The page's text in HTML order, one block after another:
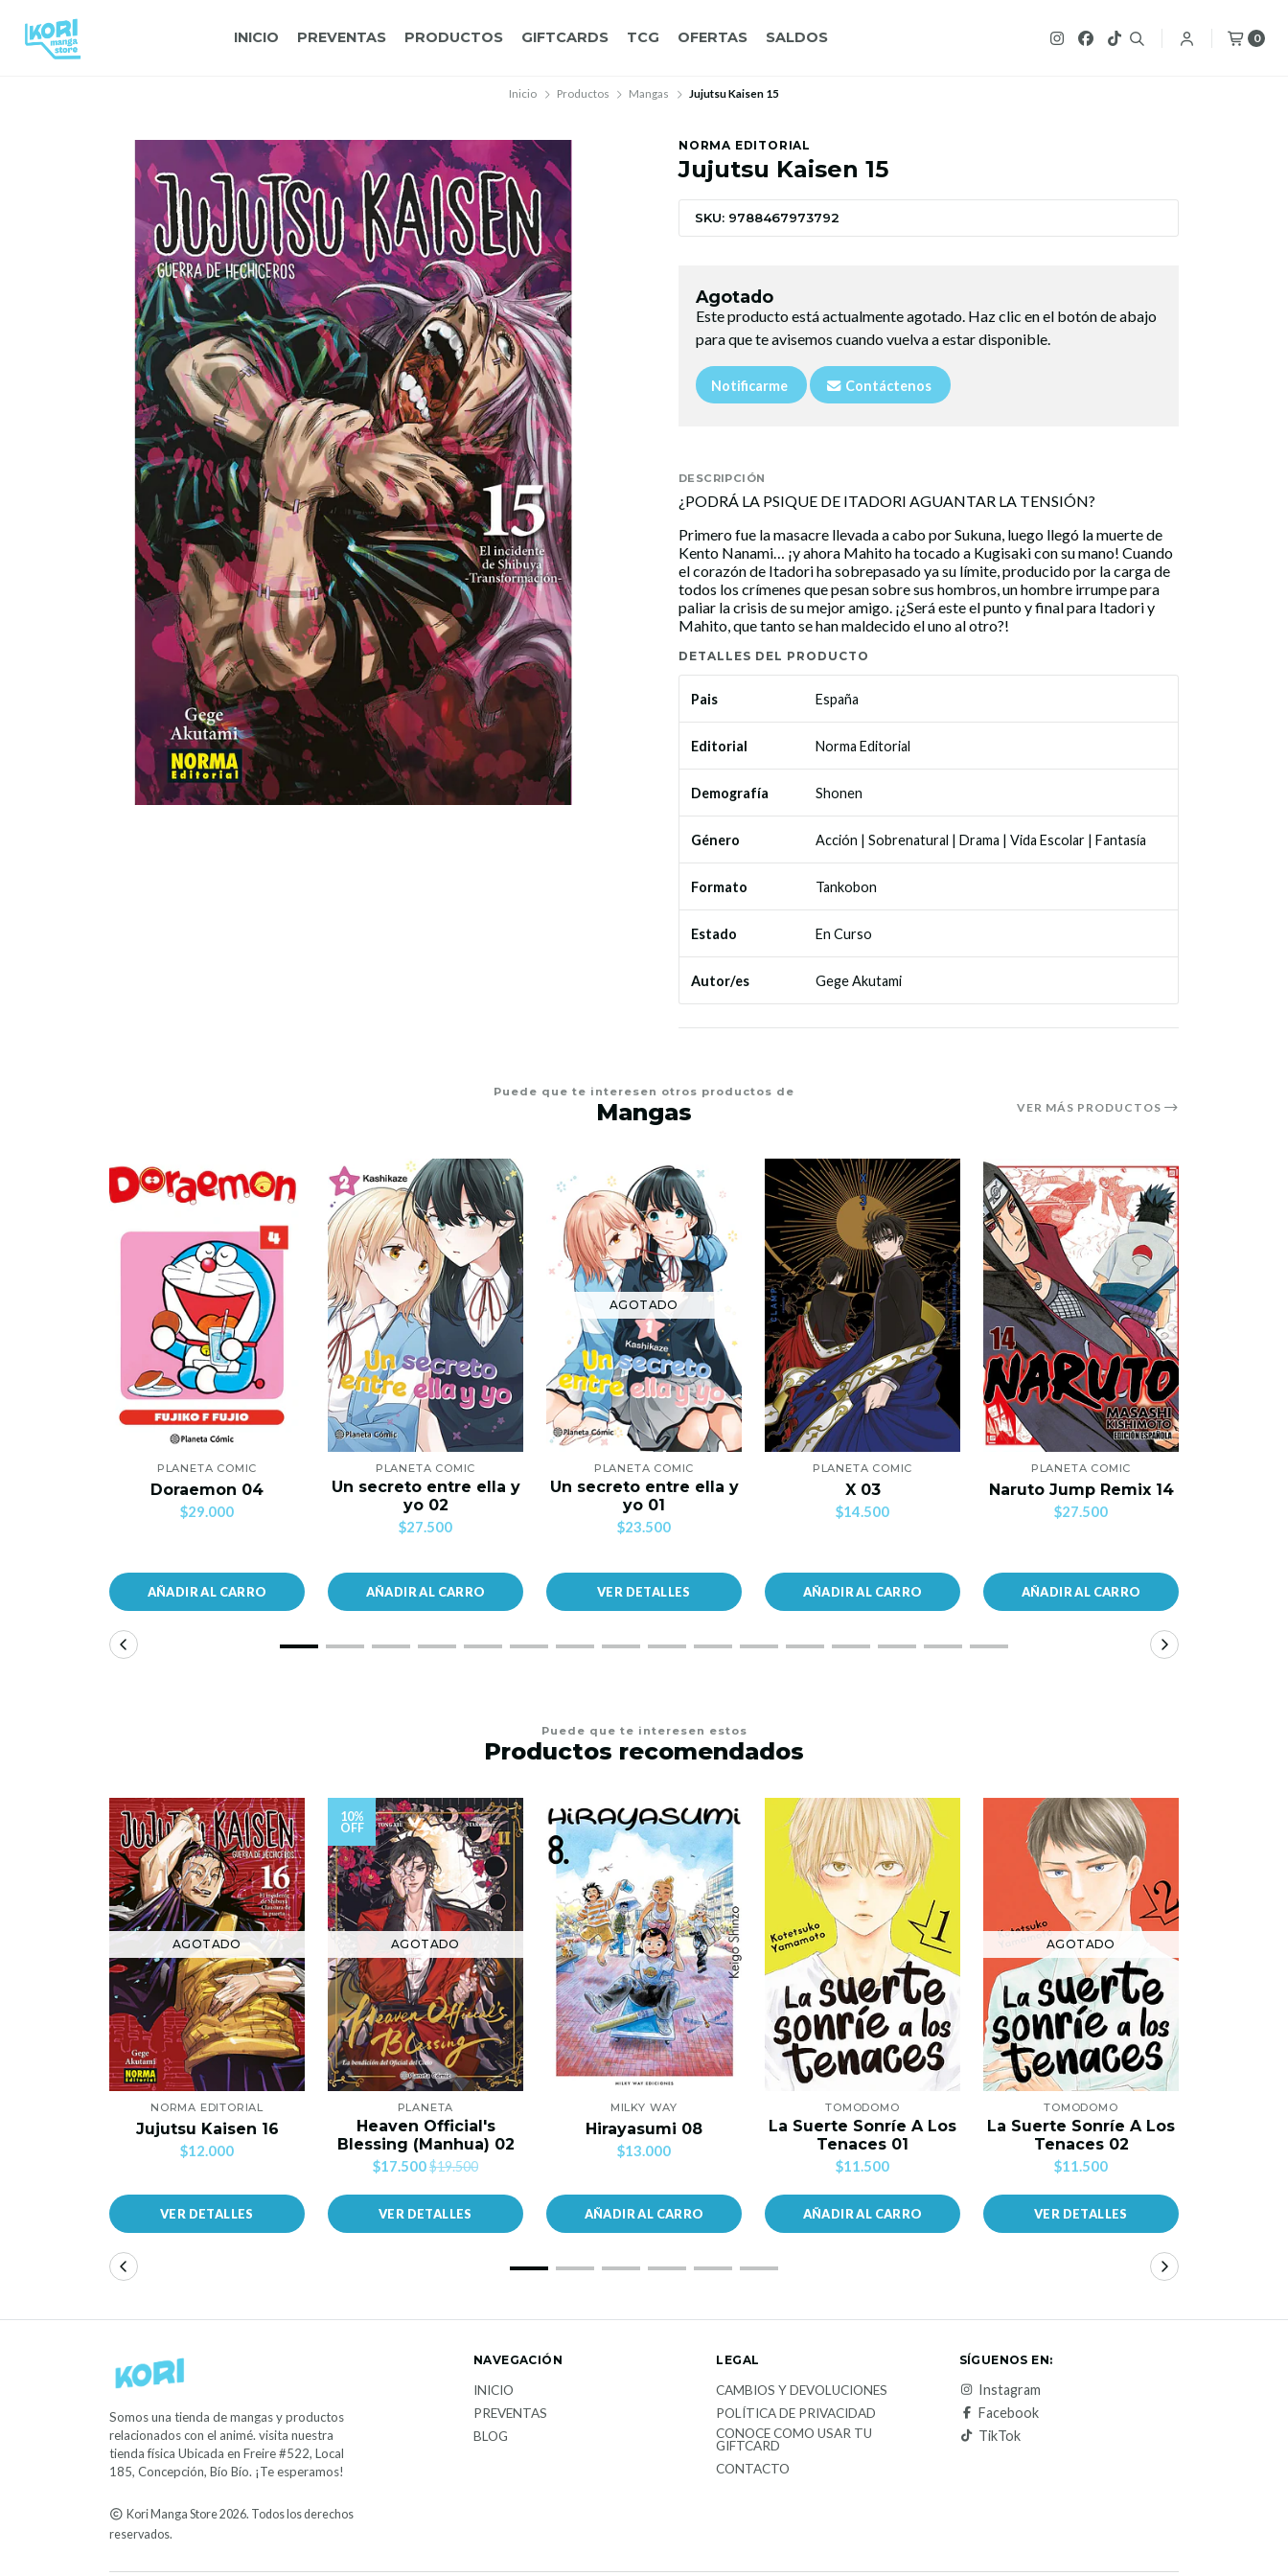
INICIO PREVENTAS PRODUCTOS GIFTCARDS TCG OFERTAS SALDOS 0
Inicio Productos Mangas Jujutsu Kaisen 15
NORMA EDITORIAL
Jujutsu Kaisen 15
SKU: 9788467973792
Agotado
Este producto está actualmente agotado. Haz clic en el botón de abajo
para que te avisemos cuando vuelva a estar disponible.
Notificarme Contáctenos
DESCRIPCIÓN
¿PODRÁ LA PSIQUE DE ITADORI AGUANTAR LA TENSIÓN?
Primero fue la masacre llevada a cabo por Sukuna, luego llegó la muerte de
Kento Nanami… ¡y ahora Mahito ha tocado a Kugisaki con su mano! Cuando
el corazón de Itadori ha sobrepasado ya su límite, producido por la carga de
todos los crímenes que pesan sobre sus hombros, un hombre irrumpe para
paliar la crisis de su mejor amigo. ¡¿Será este el punto y final para Itadori y
Mahito, que tanto se han maldecido el uno al otro?!
DETALLES DEL PRODUCTO
Pais España
Editorial Norma Editorial
Demografía Shonen
Género Acción | Sobrenatural | Drama | Vida Escolar | Fantasía
Formato Tankobon
Estado En Curso
Autor/es Gege Akutami
Puede que te interesen otros productos de
Mangas VER MÁS PRODUCTOS
PLANETA COMIC
Doraemon 04
$29.000
AÑADIR AL CARRO
PLANETA COMIC
Un secreto entre ella y
yo 02
$27.500
AÑADIR AL CARRO
AGOTADO
PLANETA COMIC
Un secreto entre ella y
yo 01
$23.500
VER DETALLES
PLANETA COMIC
X 03
$14.500
AÑADIR AL CARRO
PLANETA COMIC
Naruto Jump Remix 14
$27.500
AÑADIR AL CARRO
Puede que te interesen estos
Productos recomendados
AGOTADO
NORMA EDITORIAL
Jujutsu Kaisen 16
$12.000
VER DETALLES
10%
OFF
AGOTADO
PLANETA
Heaven Official's
Blessing (Manhua) 02
$17.500$19.500
VER DETALLES
MILKY WAY
Hirayasumi 08
$13.000
AÑADIR AL CARRO
TOMODOMO
La Suerte Sonríe A Los
Tenaces 01
$11.500
AÑADIR AL CARRO
AGOTADO
TOMODOMO
La Suerte Sonríe A Los
Tenaces 02
$11.500
VER DETALLES
Somos una tienda de mangas y productos
relacionados con el animé. visita nuestra
tienda física Ubicada en Freire #522, Local
185, Concepción, Bío Bío. ¡Te esperamos!
Kori Manga Store 2026. Todos los derechos
reservados.
NAVEGACIÓN
INICIO
PREVENTAS
BLOG
LEGAL
CAMBIOS Y DEVOLUCIONES
POLÍTICA DE PRIVACIDAD
CONOCE COMO USAR TU
GIFTCARD
CONTACTO
SÍGUENOS EN:
Instagram
Facebook
TikTok